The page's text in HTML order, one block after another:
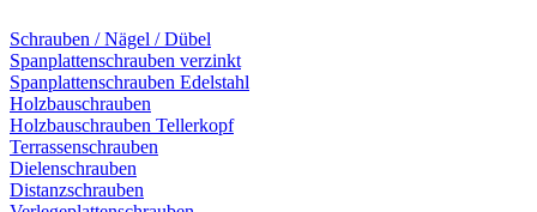
Schrauben / Nägel / Dübel
Spanplattenschrauben verzinkt
Spanplattenschrauben Edelstahl
Holzbauschrauben
Holzbauschrauben Tellerkopf
Terrassenschrauben
Dielenschrauben
Distanzschrauben